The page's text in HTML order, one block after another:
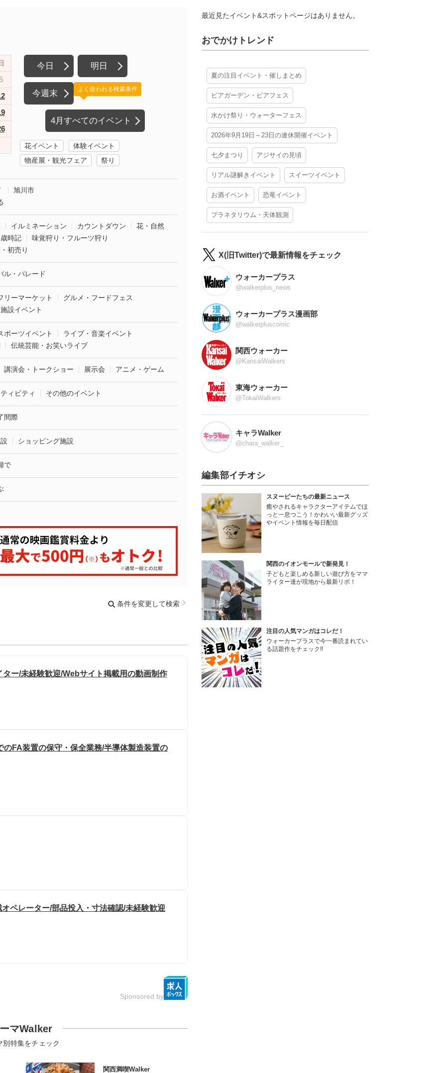
今日 明日
今週末
4月すべてのイベント
よく使われる検索条件
花イベント
体験イベント
物産展・観光フェア
祭り
旭川市
イルミネーション カウントダウン
花・自然
時記
味覚狩り・フルーツ狩り
初売り
ル・パレード
リーマーケット
グルメ・フードフェス
設イベント
ポーツイベント
ライブ・音楽イベント
伝統芸能・お笑いライブ
講演会・トークショー 展示会 アニメ・ゲーム
ィビティ その他のイベント
間際
ショッピング施設
で
条件を変更して検索
ー/未経験歓迎/Webサイト掲載用の動画制作
FA装置の保守・保全業務/半導体製造装置の
ペレーター/部品投入・寸法確認/未経験歓迎
Sponsored by
マWalker
別特集をチェック
関西満喫Walker
最近見たイベント&スポットページはありません。
おでかけトレンド
夏の注目イベント・催しまとめ
ビアガーデン・ビアフェス
水かけ祭り・ウォーターフェス
2026年9月19日～23日の連休開催イベント
七夕まつり アジサイの見頃
リアル謎解きイベント スイーツイベント
お酒イベント 恐竜イベント
プラネタリウム・天体観測
X(旧Twitter)で最新情報をチェック
ウォーカープラス
@walkerplus_news
ウォーカープラス漫画部
@walkerpluscomic
関西ウォーカー
@KansaiWalkers
東海ウォーカー
@TokaiWalkers
キャラWalker
@chara_walker_
編集部イチオシ
スヌーピーたちの最新ニュース
癒やされるキャラクターアイテムでほ
っと一息つこう！かわいい最新グッズ
やイベント情報を毎日配信
関西のイオンモールで新発見！
子どもと楽しめる新しい遊び方をママ
ライター達が現地から最新リポ！
注目の人気マンガはコレだ！
ウォーカープラスで今一番読まれてい
る話題作をチェック!!